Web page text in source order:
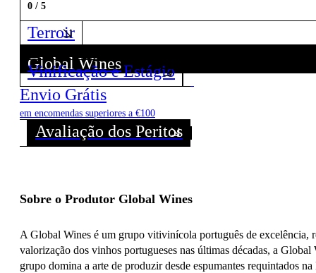
0 / 5
Terroir
Global Wines
Descubra todos os Vinhos deste Produtor!
Vinificação e Estágio
Envio Grátis
em encomendas superiores a €100
Avaliação dos Peritos
Sobre o Produtor Global Wines
A Global Wines é um grupo vitivinícola português de excelência,
valorização dos vinhos portugueses nas últimas décadas, a
grupo domina a arte de produzir desde espumantes requintados